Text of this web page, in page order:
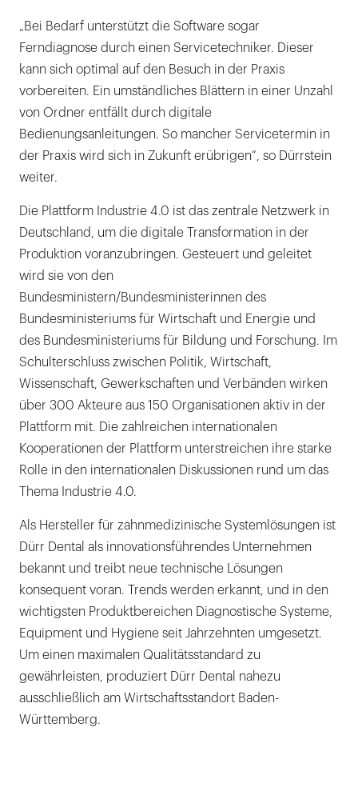
„Bei Bedarf unterstützt die Software sogar
Ferndiagnose durch einen Servicetechniker. Dieser
kann sich optimal auf den Besuch in der Praxis
vorbereiten. Ein umständliches Blättern in einer Unzahl
von Ordner entfällt durch digitale
Bedienungsanleitungen. So mancher Servicetermin in
der Praxis wird sich in Zukunft erübrigen“, so Dürrstein
weiter.
Die Plattform Industrie 4.0 ist das zentrale Netzwerk in
Deutschland, um die digitale Transformation in der
Produktion voranzubringen. Gesteuert und geleitet
wird sie von den
Bundesministern/Bundesministerinnen des
Bundesministeriums für Wirtschaft und Energie und
des Bundesministeriums für Bildung und Forschung. Im
Schulterschluss zwischen Politik, Wirtschaft,
Wissenschaft, Gewerkschaften und Verbänden wirken
über 300 Akteure aus 150 Organisationen aktiv in der
Plattform mit. Die zahlreichen internationalen
Kooperationen der Plattform unterstreichen ihre starke
Rolle in den internationalen Diskussionen rund um das
Thema Industrie 4.0.
Als Hersteller für zahnmedizinische Systemlösungen ist
Dürr Dental als innovationsführendes Unternehmen
bekannt und treibt neue technische Lösungen
konsequent voran. Trends werden erkannt, und in den
wichtigsten Produktbereichen Diagnostische Systeme,
Equipment und Hygiene seit Jahrzehnten umgesetzt.
Um einen maximalen Qualitätsstandard zu
gewährleisten, produziert Dürr Dental nahezu
ausschließlich am Wirtschaftsstandort Baden-
Württemberg.